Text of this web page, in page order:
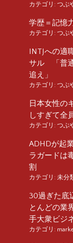
カテゴリ: つぶ
学歴＝記憶
カテゴリ: つぶ
INTJへの適
サル 「普
追え」
カテゴリ: つぶ
日本女性の
しすぎて全
カテゴリ: つぶ
ADHDが起
ラガードは
割
カテゴリ: 未分
30過ぎた底
とんどの業
手大衆ビジ
カテゴリ: